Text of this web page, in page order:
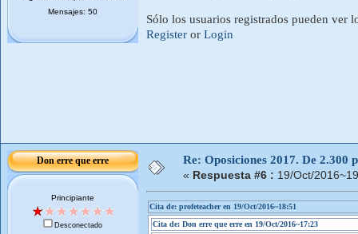
Mensajes: 50
Sólo los usuarios registrados pueden ver
Register or Login
Don erre que erre
Principiante
Desconectado
Re: Oposiciones 2017. De 2.300
« Respuesta #6 : 19/Oct/
Cita de: profeteacher en 19/Oct/2016~18:51
Cita de: Don erre que erre en 19/Oct/2016~17:23